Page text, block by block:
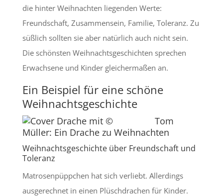
die hinter Weihnachten liegenden Werte:
Freundschaft, Zusammensein, Familie, Toleranz. Zu
süßlich sollten sie aber natürlich auch nicht sein.
Die schönsten Weihnachtsgeschichten sprechen
Erwachsene und Kinder gleichermaßen an.
Ein Beispiel für eine schöne
Weihnachtsgeschichte
Tom
Müller: Ein Drache zu Weihnachten
Weihnachtsgeschichte über Freundschaft und
Toleranz
Matrosenpüppchen hat sich verliebt. Allerdings
ausgerechnet in einen Plüschdrachen für Kinder.